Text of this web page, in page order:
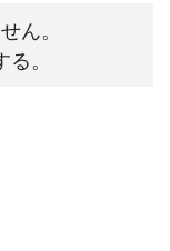
ん。
る。